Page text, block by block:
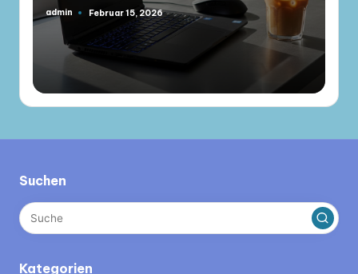
Gepostet
von
admin Februar 15, 2026
Suchen
Kategorien